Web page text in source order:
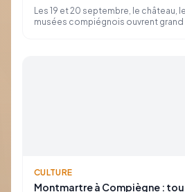
Les 19 et 20 septembre, le château,
musées compiégnois ouvrent grand
CULTURE
Montmartre à Compiègne :